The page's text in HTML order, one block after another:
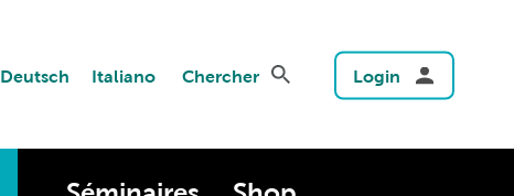
Deutsch Italiano Chercher Login